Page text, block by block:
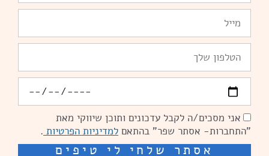
ומשפחה
הסכמהאני מסכים/ה לקבל עדכונים ותוכן שיווקי מאת
"התחברות- אסתר שפר" בהתאם למדיניות הפרטיות .
אסתר שלחי לי טיפים